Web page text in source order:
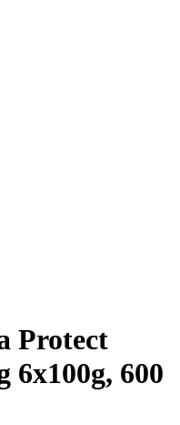
Protect
6x100g, 600